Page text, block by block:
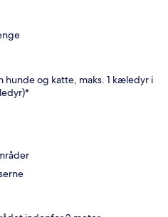
hunde og katte, maks. 1 kæledyr i